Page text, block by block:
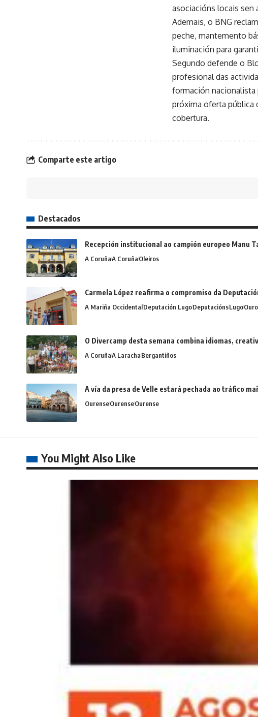
asociacións locais sen
Ademais, o BNG
peche, mantemento
iluminación para
Segundo defende o
profesional das
formación nacionalista
próxima oferta pública
cobertura.
Comparte este artigo
Destacados
Recepción institucional ao campión europeo Manu
A CoruñaA CoruñaOleiros
Carmela López reafirma o compromiso da
A Mariña OccidentalDeputación LugoDeputaciónsLugo
O Divercamp desta semana combina idiomas,
A CoruñaA LarachaBergantiños
A vía da presa de Velle estará pechada ao tráfico
OurenseOurenseOurense
You Might Also Like